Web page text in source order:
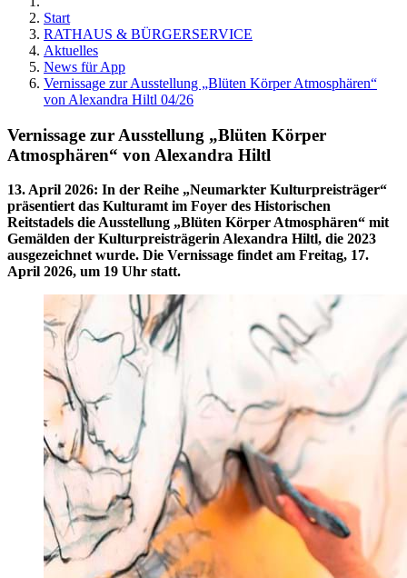
Start
RATHAUS & BÜRGERSERVICE
Aktuelles
News für App
Vernissage zur Ausstellung „Blüten Körper Atmosphären“
von Alexandra Hiltl 04/26
Vernissage zur Ausstellung „Blüten Körper
Atmosphären“ von Alexandra Hiltl
13. April 2026: In der Reihe „Neumarkter Kulturpreisträger“
präsentiert das Kulturamt im Foyer des Historischen
Reitstadels die Ausstellung „Blüten Körper Atmosphären“ mit
Gemälden der Kulturpreisträgerin Alexandra Hiltl, die 2023
ausgezeichnet wurde. Die Vernissage findet am Freitag, 17.
April 2026, um 19 Uhr statt.